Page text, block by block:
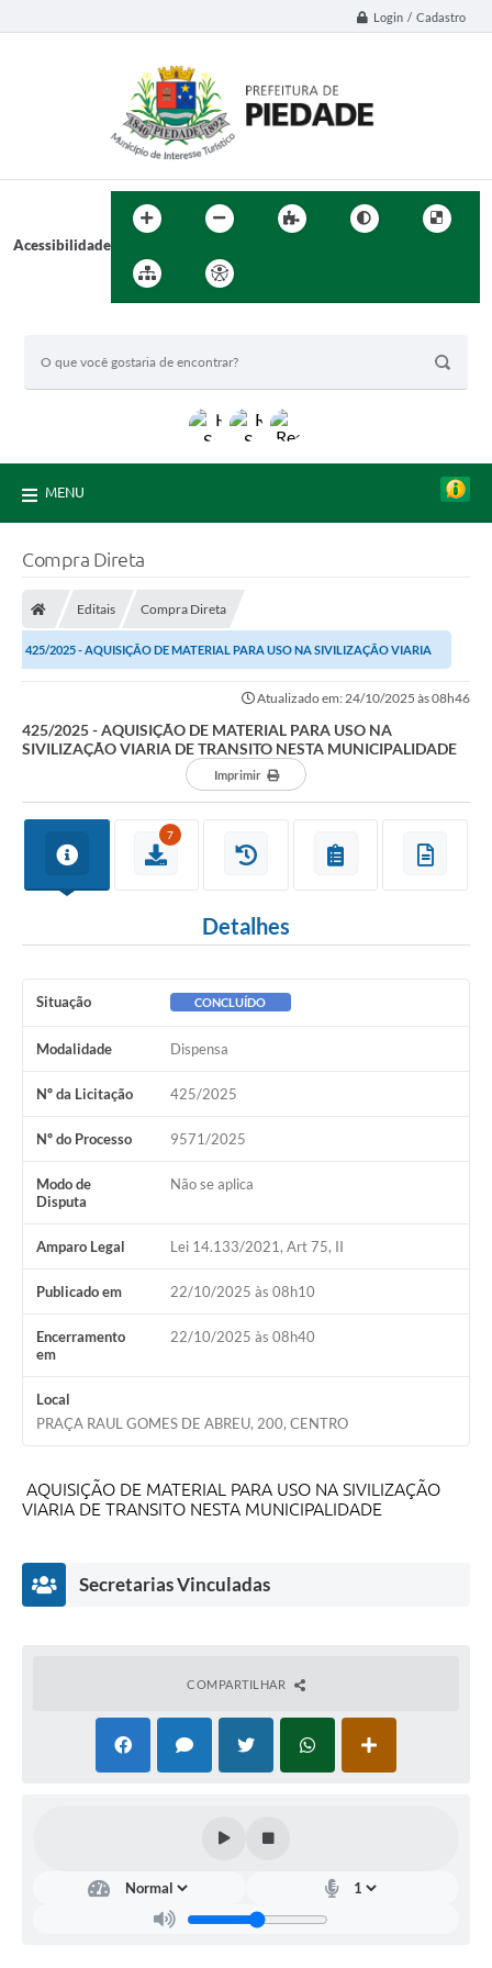
Login / Cadastro
Acessibilidade
MENU
Compra Direta
Editais Compra Direta
425/2025 - AQUISIÇÃO DE MATERIAL PARA USO NA SIVILIZAÇÃO VIARIA
Atualizado em: 24/10/2025 às 08h46
425/2025 - AQUISIÇÃO DE MATERIAL PARA USO NA
SIVILIZAÇÃO VIARIA DE TRANSITO NESTA MUNICIPALIDADE
Imprimir
7
Detalhes
Situação CONCLUÍDO
Modalidade Dispensa
Nº da Licitação 425/2025
Nº do Processo 9571/2025
Modo de
Disputa
Não se aplica
Amparo Legal Lei 14.133/2021, Art 75, II
Publicado em 22/10/2025 às 08h10
Encerramento
em
22/10/2025 às 08h40
Local
PRAÇA RAUL GOMES DE ABREU, 200, CENTRO
AQUISIÇÃO DE MATERIAL PARA USO NA SIVILIZAÇÃO
VIARIA DE TRANSITO NESTA MUNICIPALIDADE
Secretarias Vinculadas
Municipal
COMPARTILHAR